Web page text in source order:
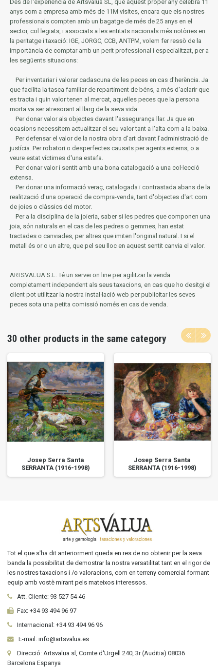
Des de l'experiència de Artsvalua SL, que aquest proper any celebra 11
anys com a empresa amb més de 11M visites, encara que els nostres
professionals compten amb un bagatge de més de 25 anys en el
sector, col·legiats, i associats a les entitats nacionals més notòries en
la peritatge i taxació: IGE, JORGC, CCB, ANTPM, volem fer ressò de la
importància de comptar amb un perit professional i especialitzat, per a
les següents situacions:
Per inventariar i valorar cadascuna de les peces en cas d'herència. Ja
que facilita la tasca familiar de repartiment de béns, a més d'aclarir que
es tracta i quin valor tenen al mercat, aquelles peces que la persona
morta va ser atresorant al llarg de la seva vida.
Per donar valor als objectes davant l'assegurança llar. Ja que en
ocasions necessitem actualitzar el seu valor tant a l'alta com a la baixa.
Per defensar el valor de la nostra obra d'art davant l'administració de
justícia. Per robatori o desperfectes causats per agents externs, o a
veure estat víctimes d'una estafa.
Per donar valor i sentit amb una bona catalogació a una col·lecció
extensa.
Per donar una informació veraç, catalogada i contrastada abans de la
realització d'una operació de compra-venda, tant d'objectes d'art com
de joies o clàssics del motor.
Per a la disciplina de la joieria, saber si les pedres que componen una
joia, són naturals en el cas de les pedres o gemmes, han estat
tractades o canviades, per altres que imiten l'original natural. I si el
metall és or o un altre, que pel seu lloc en aquest sentit canvia el valor.
ARTSVALUA S.L. Té un servei on line per agilitzar la venda
completament independent als seus taxacions, en cas que ho desitgi el
client pot utilitzar la nostra instal·lació web per publicitar les seves
peces sota una petita comissió només en cas de venda.
30 other products in the same category
Josep Serra Santa
SERRANTA (1916-1998)
Josep Serra Santa
SERRANTA (1916-1998)
Tot el que s'ha dit anteriorment queda en res de no obtenir per la seva
banda la possibilitat de demostrar la nostra versatilitat tant en el rigor de
les nostres taxacions i /o valoracions, com en terreny comercial formant
equip amb vostè mirant pels mateixos interessos.
Att. Cliente: 93 527 54 46
Fax: +34 93 494 96 97
Internacional: +34 93 494 96 96
E-mail: info@artsvalua.es
Direcció: Artsvalua sl, Comte d'Urgell 240, 3r (Auditia) 08036
Barcelona Espanya